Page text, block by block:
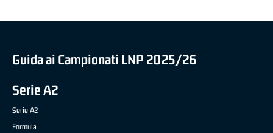
Guida ai Campionati LNP 2025/26
Serie A2
Serie A2
Formula